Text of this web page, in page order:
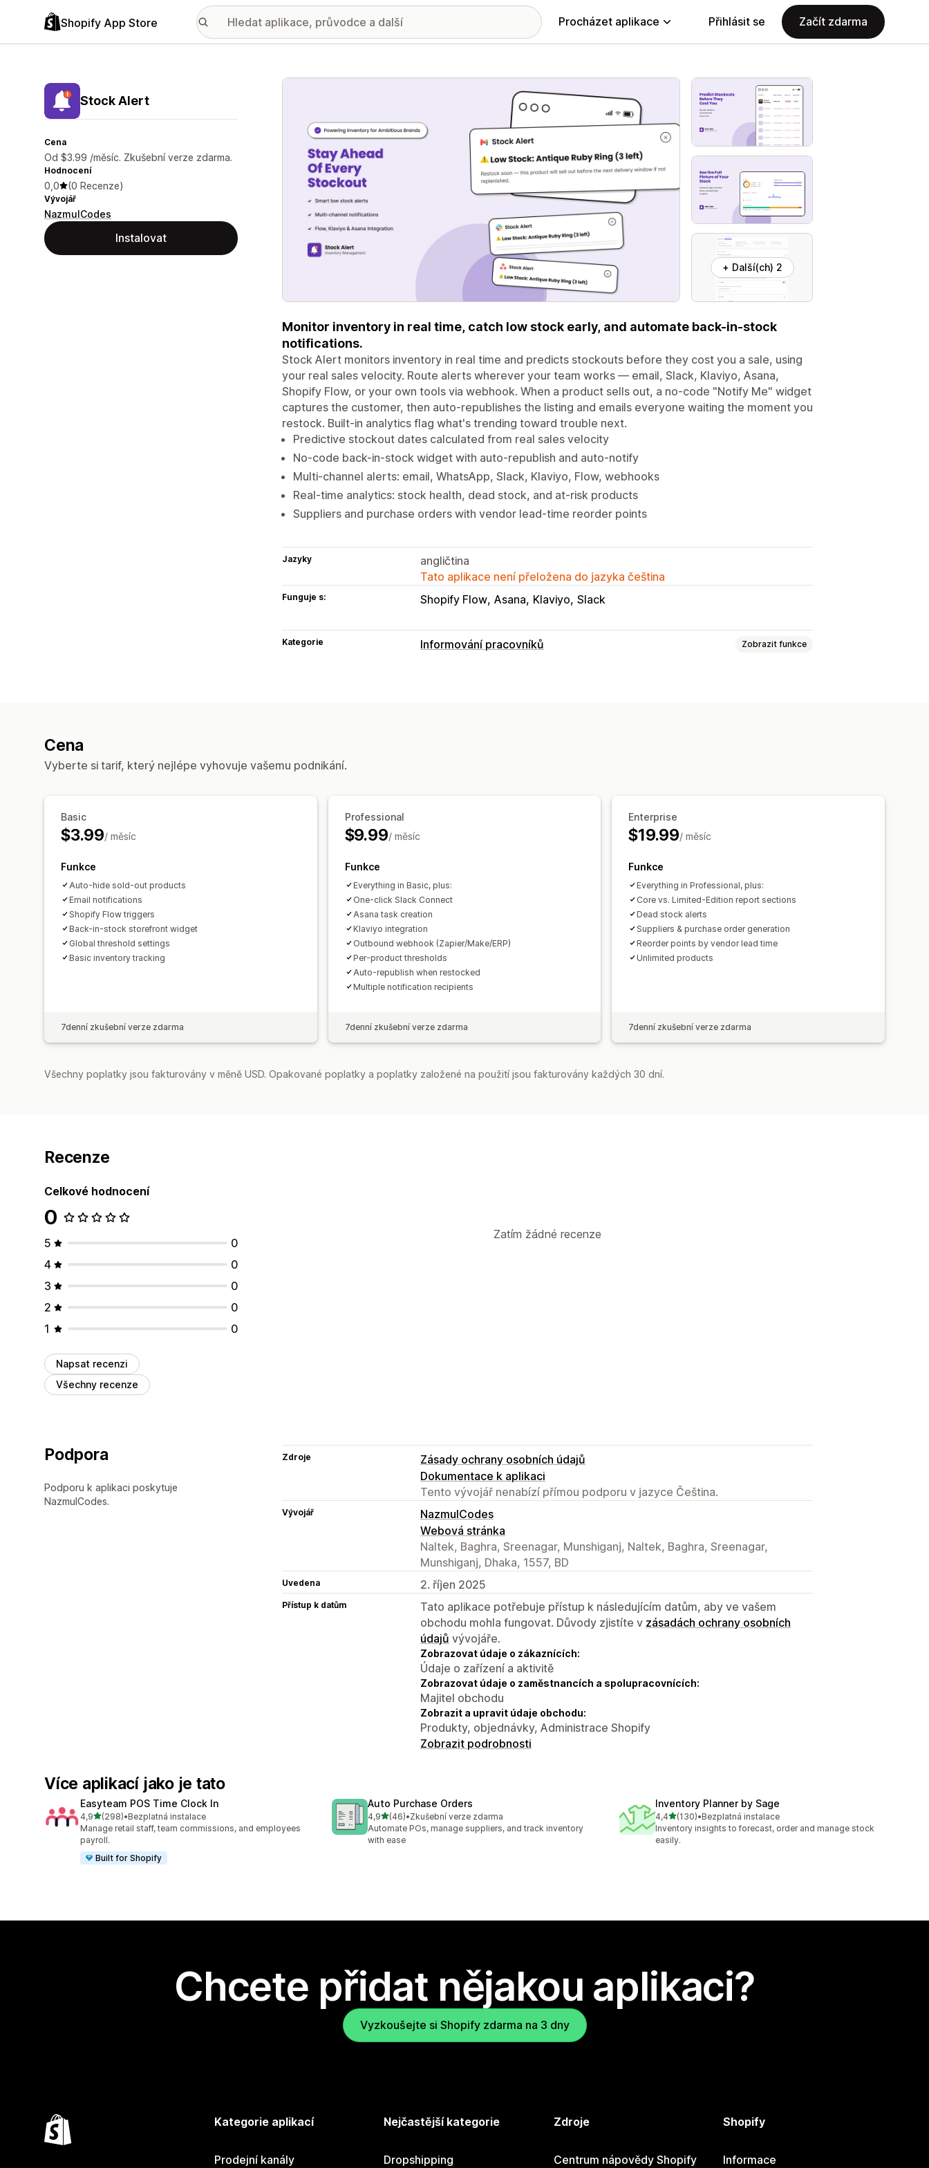
Shopify App Store Procházet aplikace Přihlásit se Začít zdarma
Stock Alert
Cena
Od $3.99 /měsíc. Zkušební verze zdarma.
Hodnocení
0,0 (0 Recenze)
Vývojář
NazmulCodes
Instalovat
Galerie propagovaných obrázků
+ Další(ch) 2
Monitor inventory in real time, catch low stock early, and automate back-in-stock
notifications.
Stock Alert monitors inventory in real time and predicts stockouts before they cost you a sale, using
your real sales velocity. Route alerts wherever your team works — email, Slack, Klaviyo, Asana,
Shopify Flow, or your own tools via webhook. When a product sells out, a no-code "Notify Me" widget
captures the customer, then auto-republishes the listing and emails everyone waiting the moment you
restock. Built-in analytics flag what's trending toward trouble next.
Predictive stockout dates calculated from real sales velocity
No-code back-in-stock widget with auto-republish and auto-notify
Multi-channel alerts: email, WhatsApp, Slack, Klaviyo, Flow, webhooks
Real-time analytics: stock health, dead stock, and at-risk products
Suppliers and purchase orders with vendor lead-time reorder points
Jazyky
angličtina
Tato aplikace není přeložena do jazyka čeština
Funguje s: Shopify Flow Asana Klaviyo Slack
Kategorie Informování pracovníků Zobrazit funkce
Cena
Vyberte si tarif, který nejlépe vyhovuje vašemu podnikání.
Basic
$3.99/ měsíc
Funkce
Auto-hide sold-out products
Email notifications
Shopify Flow triggers
Back-in-stock storefront widget
Global threshold settings
Basic inventory tracking
7denní zkušební verze zdarma
Professional
$9.99/ měsíc
Funkce
Everything in Basic, plus:
One-click Slack Connect
Asana task creation
Klaviyo integration
Outbound webhook (Zapier/Make/ERP)
Per-product thresholds
Auto-republish when restocked
Multiple notification recipients
7denní zkušební verze zdarma
Enterprise
$19.99/ měsíc
Funkce
Everything in Professional, plus:
Core vs. Limited-Edition report sections
Dead stock alerts
Suppliers & purchase order generation
Reorder points by vendor lead time
Unlimited products
7denní zkušební verze zdarma
Všechny poplatky jsou fakturovány v měně USD. Opakované poplatky a poplatky založené na použití jsou fakturovány každých 30 dní.
Recenze
Celkové hodnocení
0
5
0
4
0
3
0
2
0
1
0
Napsat recenzi
Všechny recenze
Zatím žádné recenze
Podpora
Podporu k aplikaci poskytuje
NazmulCodes.
Zdroje
Zásady ochrany osobních údajů
Dokumentace k aplikaci
Tento vývojář nenabízí přímou podporu v jazyce Čeština.
Vývojář
NazmulCodes
Webová stránka
Naltek, Baghra, Sreenagar, Munshiganj, Naltek, Baghra, Sreenagar,
Munshiganj, Dhaka, 1557, BD
Uvedena 2. říjen 2025
Přístup k datům
Tato aplikace potřebuje přístup k následujícím datům, aby ve vašem
obchodu mohla fungovat. Důvody zjistíte v zásadách ochrany osobních
údajů vývojáře.
Zobrazovat údaje o zákaznících:
Údaje o zařízení a aktivitě
Zobrazovat údaje o zaměstnancích a spolupracovnících:
Majitel obchodu
Zobrazit a upravit údaje obchodu:
Produkty, objednávky, Administrace Shopify
Zobrazit podrobnosti
Více aplikací jako je tato
Easyteam POS Time Clock In
4,9z 5 hvězd
(298)
Celkový počet recenzí: 298
•Bezplatná instalace
Manage retail staff, team commissions, and employees
payroll.
Built for Shopify
Auto Purchase Orders
4,9z 5 hvězd
(46)
Celkový počet recenzí: 46
•Zkušební verze zdarma
Automate POs, manage suppliers, and track inventory
with ease
Inventory Planner by Sage
4,4z 5 hvězd
(130)
Celkový počet recenzí: 130
•Bezplatná instalace
Inventory insights to forecast, order and manage stock
easily.
Chcete přidat nějakou aplikaci?
Vyzkoušejte si Shopify zdarma na 3 dny
Kategorie aplikací
Prodejní kanály
Nejčastější kategorie
Dropshipping
Zdroje
Centrum nápovědy Shopify
Shopify
Informace